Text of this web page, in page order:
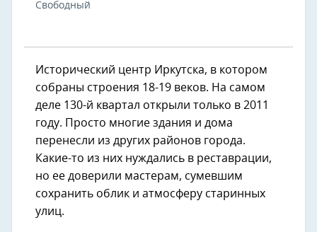
Свободный
Исторический центр Иркутска, в котором
собраны строения 18-19 веков. На самом
деле 130-й квартал открыли только в 2011
году. Просто многие здания и дома
перенесли из других районов города.
Какие-то из них нуждались в реставрации,
но ее доверили мастерам, сумевшим
сохранить облик и атмосферу старинных
улиц.